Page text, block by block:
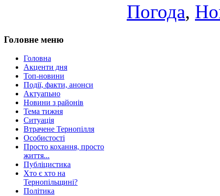
Погода,
Головне меню
Головна
Акценти дня
Топ-новини
Події, факти, анонси
Актуапьно
Новини з районів
Тема тижня
Ситуація
Втрачене Тернопілля
Особистості
Просто кохання, просто
життя...
Публіцистика
Хто є хто на
Тернопільщині?
Політика